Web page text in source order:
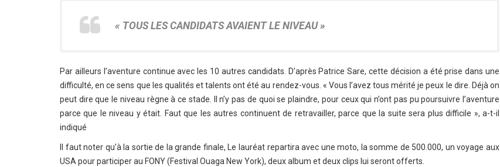
« TOUS LES CANDIDATS AVAIENT LE NIVEAU »
Par ailleurs l’aventure continue avec les 10 autres candidats. D’après Patrice Sare, cette décision a été prise dans une
difficulté, en ce sens que les qualités et talents ont été au rendez-vous. « Vous l’avez tous mérité je peux le dire. Déjà on
peut dire que le niveau règne à ce stade. Il n’y pas de quoi se plaindre, pour ceux qui n’ont pas pu poursuivre l’aventure
parce que le niveau y était. Faut que les autres continuent de retravailler, parce que la suite sera plus difficile », a-t-il
indiqué
Il faut noter qu’à la sortie de la grande finale, Le lauréat repartira avec une moto, la somme de 500.000, un voyage aux
USA pour participer au FONY (Festival Ouaga New York), deux album et deux clips lui seront offerts.